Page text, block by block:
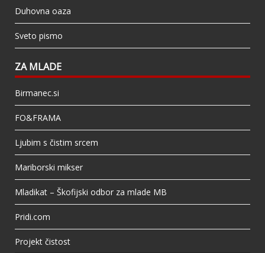
Duhovna oaza
Sveto pismo
ZA MLADE
Birmanec.si
FO&FRAMA
Ljubim s čistim srcem
Mariborski mikser
Mladikat – Škofijski odbor za mlade MB
Pridi.com
Projekt čistost